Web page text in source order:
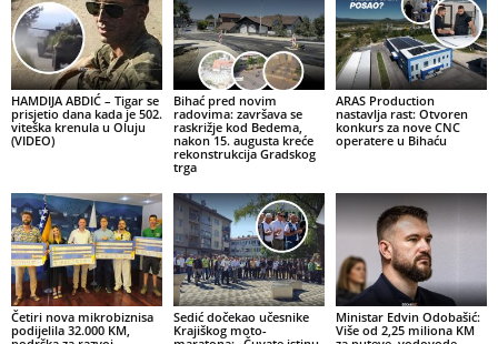
HAMDIJA ABDIĆ – Tigar se
prisjetio dana kada je 502.
viteška krenula u Oluju
(VIDEO)
Bihać pred novim
radovima: završava se
raskrižje kod Bedema,
nakon 15. augusta kreće
rekonstrukcija Gradskog
trga
ARAS Production
nastavlja rast: Otvoren
konkurs za nove CNC
operatere u Bihaću
Četiri nova mikrobiznisa
podijelila 32.000 KM,
Sedić dočekao učesnike
Krajiškog moto-
Ministar Edvin Odobašić:
Više od 2,25 miliona KM